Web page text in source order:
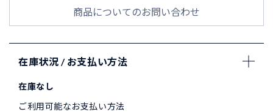
商品についてのお問い合わせ
在庫状況 / お支払い方法
在庫なし
ご利用可能なお支払い方法